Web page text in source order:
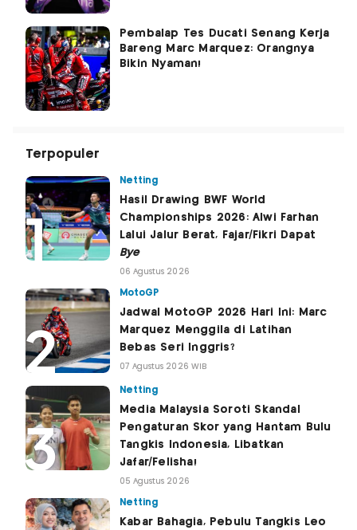
Pembalap Tes Ducati Senang Kerja
Bareng Marc Marquez: Orangnya
Bikin Nyaman!
Terpopuler
Netting
Hasil Drawing BWF World
Championships 2026: Alwi Farhan
Lalui Jalur Berat, Fajar/Fikri Dapat
Bye
06 Agustus 2026
MotoGP
Jadwal MotoGP 2026 Hari Ini: Marc
Marquez Menggila di Latihan
Bebas Seri Inggris?
07 Agustus 2026 WIB
Netting
Media Malaysia Soroti Skandal
Pengaturan Skor yang Hantam Bulu
Tangkis Indonesia, Libatkan
Jafar/Felisha!
05 Agustus 2026
Netting
Kabar Bahagia, Pebulu Tangkis Leo